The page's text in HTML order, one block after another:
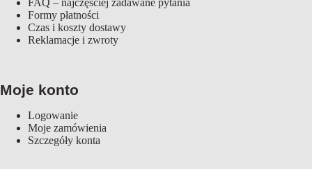
FAQ – najczęściej zadawane pytania
Formy płatności
Czas i koszty dostawy
Reklamacje i zwroty
Moje konto
Logowanie
Moje zamówienia
Szczegóły konta